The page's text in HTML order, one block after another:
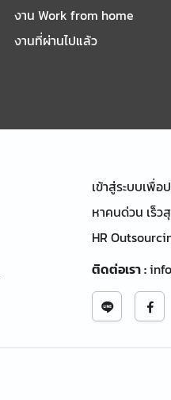
งาน Work from home
งานที่ผ่านไปแล้ว
เข้าสู่ระบบเพื่อ
หาคนด่วน เร็ว
HR
ติดต่อเรา: